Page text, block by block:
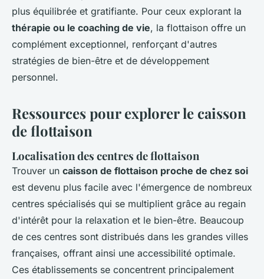
plus équilibrée et gratifiante. Pour ceux explorant la
thérapie ou le coaching de vie, la flottaison offre un
complément exceptionnel, renforçant d'autres
stratégies de bien-être et de développement
personnel.
Ressources pour explorer le caisson
de flottaison
Localisation des centres de flottaison
Trouver un caisson de flottaison proche de chez soi
est devenu plus facile avec l'émergence de nombreux
centres spécialisés qui se multiplient grâce au regain
d'intérêt pour la relaxation et le bien-être. Beaucoup
de ces centres sont distribués dans les grandes villes
françaises, offrant ainsi une accessibilité optimale.
Ces établissements se concentrent principalement